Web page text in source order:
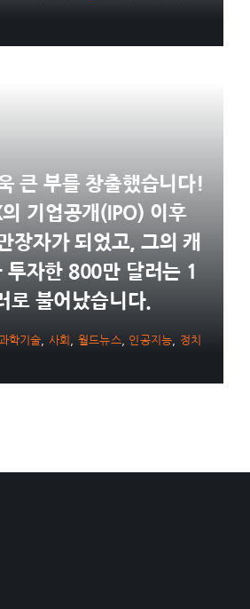
큰 부를 창출했습니다!
기업공개(IPO) 이후
장자가 되었고, 그의 캐
투자한 800만 달러는 1
로 불어났습니다.
학기술 사회 월드뉴스, 인공지능 정치